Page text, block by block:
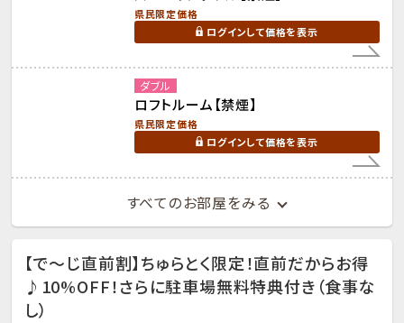
県民限定価格
ログインして価格を表示
ダブル
ロフトルーム【禁煙】
県民限定価格
ログインして価格を表示
すべてのお部屋をみる
【で～じ直前割】ちゅらとく限定！直前だからお得
♪10%OFF！さらに駐車場無料特典付き（食事な
し）